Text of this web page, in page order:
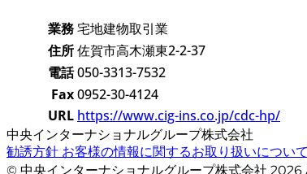
業務宅地建物取引業
住所佐賀市高木瀬東2-2-37
電話050-3313-7532
Fax0952-30-4124
URL https://www.cig-ins.co.jp/cdc-hp/
中央インターナショナルグループ株式会社
勧誘方針 お客様の情報に関するお取り扱いについて
© 中央インターナショナルグループ株式会社